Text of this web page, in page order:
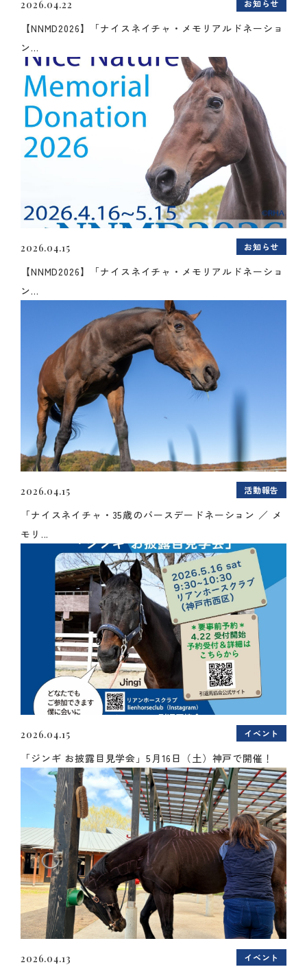
2026.04.22 お知らせ
【NNMD2026】「ナイスネイチャ・メモリアルドネーショ
ン...
2026.04.15 お知らせ
【NNMD2026】「ナイスネイチャ・メモリアルドネーショ
ン...
2026.04.15 活動報告
「ナイスネイチャ・35歳のバースデードネーション ／ メ
モリ...
2026.04.15 イベント
「ジンギ お披露目見学会」5月16日（土）神戸で開催！
2026.04.13 イベント